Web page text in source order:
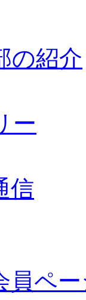
の紹介
ー
信
員ペ